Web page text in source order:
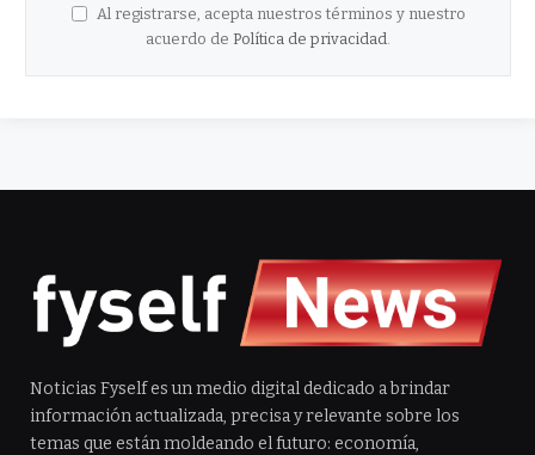
Al registrarse, acepta nuestros términos y nuestro
acuerdo de Política de privacidad
Noticias Fyself es un medio digital dedicado a brindar
información actualizada, precisa y relevante sobre los
temas que están moldeando el futuro: economía,